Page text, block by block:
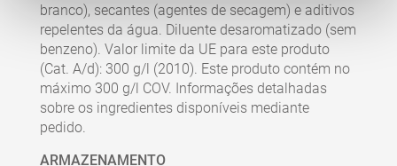
branco), secantes (agentes de secagem) e aditivos
repelentes da água. Diluente desaromatizado (sem
benzeno). Valor limite da UE para este produto
(Cat. A/d): 300 g/l (2010). Este produto contém no
máximo 300 g/l COV. Informações detalhadas
sobre os ingredientes disponíveis mediante
pedido.
ARMAZENAMENTO